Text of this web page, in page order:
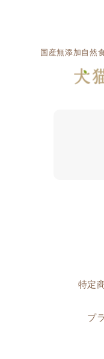
国産無添加自然
特定
プ